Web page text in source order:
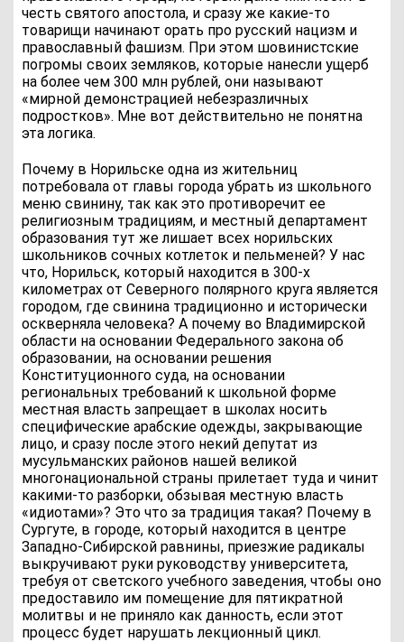
честь святого апостола, и сразу же какие-то
товарищи начинают орать про русский нацизм и
православный фашизм. При этом шовинистские
погромы своих земляков, которые нанесли ущерб
на более чем 300 млн рублей, они называют
«мирной демонстрацией небезразличных
подростков». Мне вот действительно не понятна
эта логика.
Почему в Норильске одна из жительниц
потребовала от главы города убрать из школьного
меню свинину, так как это противоречит ее
религиозным традициям, и местный департамент
образования тут же лишает всех норильских
школьников сочных котлеток и пельменей? У нас
что, Норильск, который находится в 300-х
километрах от Северного полярного круга является
городом, где свинина традиционно и исторически
оскверняла человека? А почему во Владимирской
области на основании Федерального закона об
образовании, на основании решения
Конституционного суда, на основании
региональных требований к школьной форме
местная власть запрещает в школах носить
специфические арабские одежды, закрывающие
лицо, и сразу после этого некий депутат из
мусульманских районов нашей великой
многонациональной страны прилетает туда и чинит
какими-то разборки, обзывая местную власть
«идиотами»? Это что за традиция такая? Почему в
Сургуте, в городе, который находится в центре
Западно-Сибирской равнины, приезжие радикалы
выкручивают руки руководству университета,
требуя от светского учебного заведения, чтобы оно
предоставило им помещение для пятикратной
молитвы и не приняло как данность, если этот
процесс будет нарушать лекционный цикл.